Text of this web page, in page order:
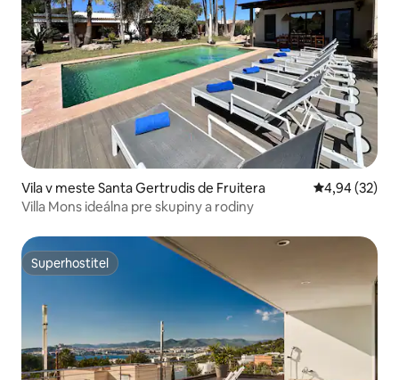
Vila v meste Santa Gertrudis de Fruitera Priemerné
4,94 (32)
Villa Mons ideálna pre skupiny a rodiny
Superhostiteľ
Superhostiteľ